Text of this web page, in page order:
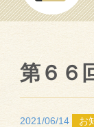
第６６
2021/06/14 お